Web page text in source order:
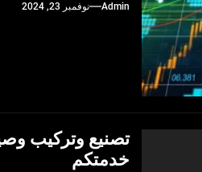
Admin نوفمبر 23, 2024
تصنيع وتركيب
خدمتكم